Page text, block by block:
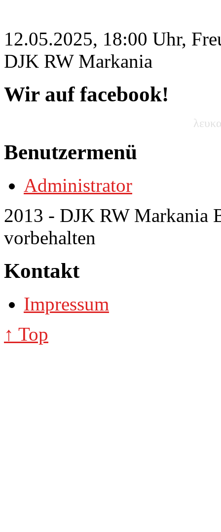
12.05.2025, 18:00 Uhr,
DJK RW Markania
Wir auf facebook!
Benutzermenü
Administrator
2013 - DJK RW Markania
vorbehalten
Kontakt
Impressum
↑ Top